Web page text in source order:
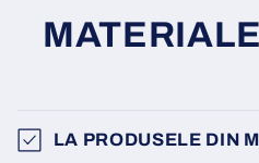
LA PRODUSELE DIN